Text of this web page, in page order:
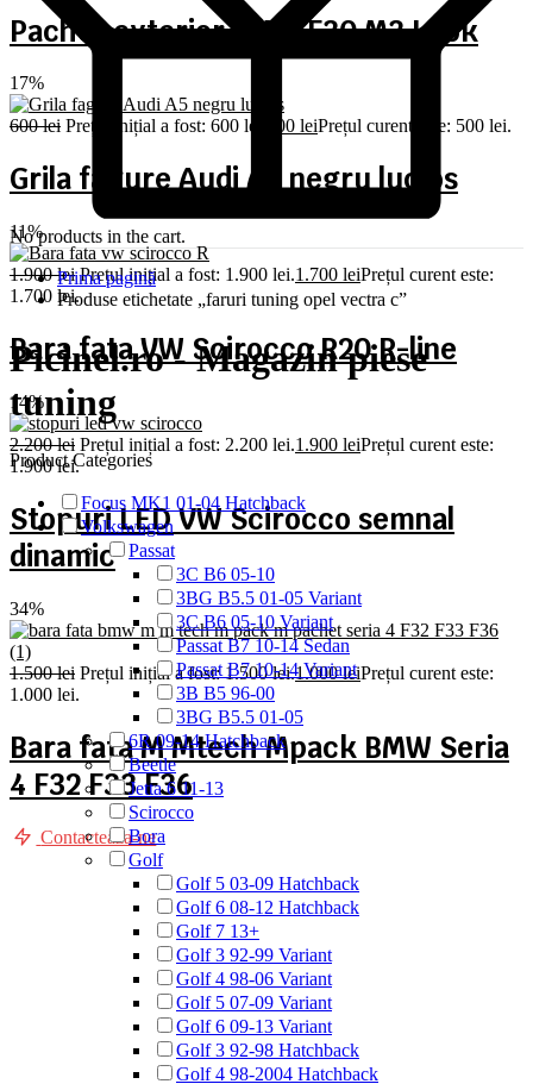
Pachet exterior BMW F30 M3 Look
17%
600lei Prețul inițial a fost: 600 lei. 500 leiPrețul curent este: 500 lei.
Grila fagure Audi A5 negru lucios
11%
1.900lei Prețul inițial a fost: 1.900 lei.1.700 leiPrețul curent este:
1.700 lei.
Bara fata VW Scirocco R20 R-line
14%
2.200lei Prețul inițial a fost: 2.200 lei.1.900 leiPrețul curent este:
1.900 lei.
Stopuri LED VW Scirocco semnal
dinamic
34%
1.500lei Prețul inițial a fost: 1.500 lei.1.000leiPrețul curent este:
1.000 lei.
Bara fata M Mtech Mpack BMW Seria
4 F32 F33 F36
Contacteaza-ne
No products in the cart.
Prima pagină
Produse etichetate „faruri tuning opel vectra c”
Picinel.ro - Magazin piese
tuning
Product Categories
Focus MK1 01-04 Hatchback
Volkswagen
Passat
3C B6 05-10
3BG B5.5 01-05 Variant
3C B6 05-10 Variant
Passat B7 10-14 Sedan
Passat B7 10-14 Variant
3B B5 96-00
3BG B5.5 01-05
6R 09-14 Hatchback
Beetle
Jetta 6 11-13
Scirocco
Bora
Golf
Golf 5 03-09 Hatchback
Golf 6 08-12 Hatchback
Golf 7 13+
Golf 3 92-99 Variant
Golf 4 98-06 Variant
Golf 5 07-09 Variant
Golf 6 09-13 Variant
Golf 3 92-98 Hatchback
Golf 4 98-2004 Hatchback